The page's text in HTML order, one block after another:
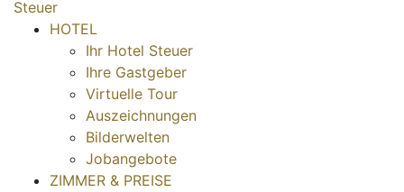
HOTEL
Ihr Hotel Steuer
Ihre Gastgeber
Virtuelle Tour
Auszeichnungen
Bilderwelten
Jobangebote
ZIMMER & PREISE